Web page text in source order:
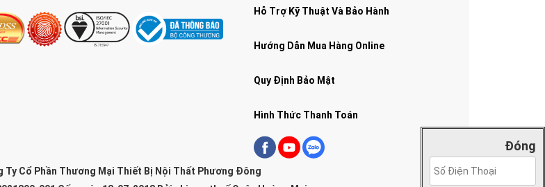
Hỗ Trợ Kỹ Thuật Và Bảo Hành
Hướng Dẫn Mua Hàng Online
Quy Định Bảo Mật
Hình Thức Thanh Toán
Ty Cổ Phần Thương Mại Thiết Bị Nội Thất Phương Đông
Đóng